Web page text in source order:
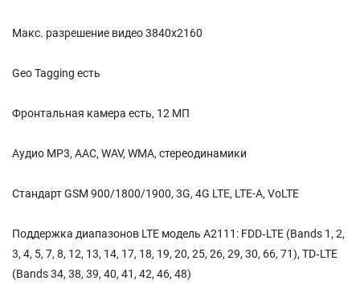
Макс. разрешение видео 3840x2160
Geo Tagging есть
Фронтальная камера есть, 12 МП
Аудио MP3, AAC, WAV, WMA, стереодинамики
Стандарт GSM 900/1800/1900, 3G, 4G LTE, LTE-A, VoLTE
Поддержка диапазонов LTE модель A2111: FDD‑LTE (Bands 1, 2,
3, 4, 5, 7, 8, 12, 13, 14, 17, 18, 19, 20, 25, 26, 29, 30, 66, 71), TD‑LTE
(Bands 34, 38, 39, 40, 41, 42, 46, 48)